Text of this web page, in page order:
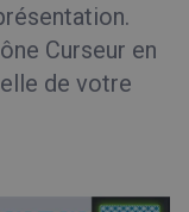
Curseur en
de votre